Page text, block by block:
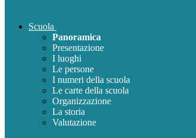
Scuola
Panoramica
Presentazione
I luoghi
Le persone
I numeri della scuola
Le carte della scuola
Organizzazione
La storia
Valutazione